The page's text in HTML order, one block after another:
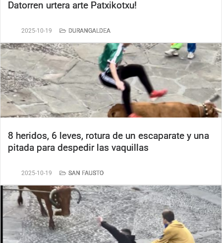
Datorren urtera arte Patxikotxu!
2025-10-19 DURANGALDEA
8 heridos, 6 leves, rotura de un escaparate y una
pitada para despedir las vaquillas
2025-10-19 SAN FAUSTO